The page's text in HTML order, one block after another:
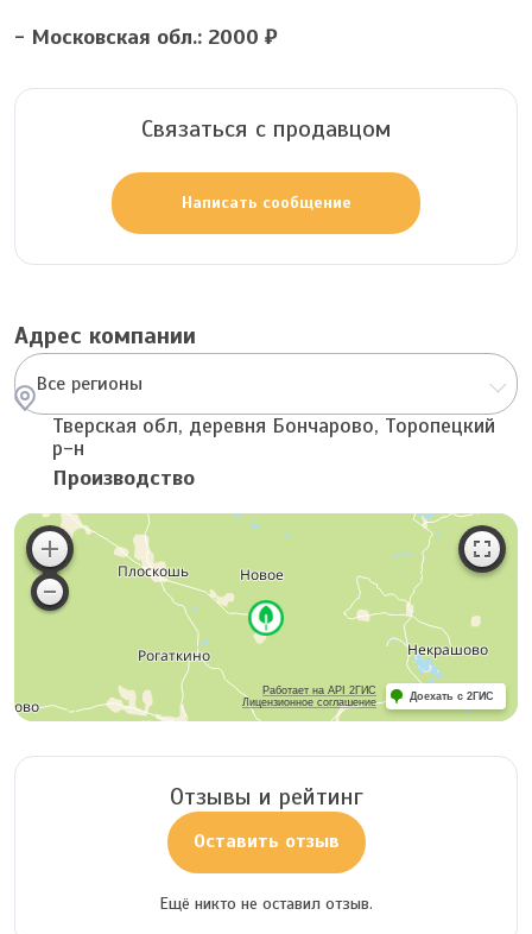
- Московская обл.: 2000 ₽
Связаться с продавцом
Написать сообщение
Адрес компании
Все регионы
Тверская обл, деревня Бончарово, Торопецкий
р-н
Производство
Работает на API 2ГИС
Лицензионное соглашение
Доехать с 2ГИС
Отзывы и рейтинг
Оставить отзыв
Ещё никто не оставил отзыв.